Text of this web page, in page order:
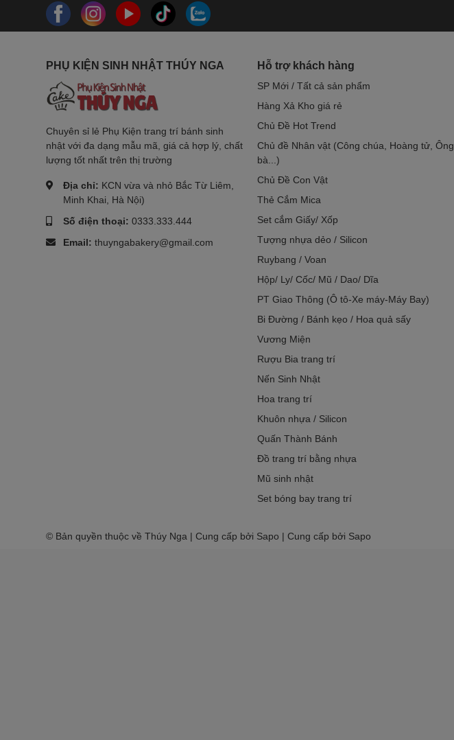
PHỤ KIỆN SINH NHẬT THÚY NGA
Chuyên sỉ lẻ Phụ Kiện trang trí bánh sinh
nhật với đa dạng mẫu mã, giá cả hợp lý, chất
lượng tốt nhất trên thị trường
Địa chỉ: KCN vừa và nhỏ Bắc Từ Liêm,
Minh Khai, Hà Nội)
Số điện thoại: 0333.333.444
Email: thuyngabakery@gmail.com
Hỗ trợ khách hàng
SP Mới / Tất cả sản phẩm
Hàng Xả Kho giá rẻ
Chủ Đề Hot Trend
Chủ đề Nhân vật (Công chúa, Hoàng tử, Ông
bà...)
Chủ Đề Con Vật
Thẻ Cắm Mica
Set cắm Giấy/ Xốp
Tượng nhựa dẻo / Silicon
Ruybang / Voan
Hộp/ Ly/ Cốc/ Mũ / Dao/ Dĩa
PT Giao Thông (Ô tô-Xe máy-Máy Bay)
Bi Đường / Bánh kẹo / Hoa quả sấy
Vương Miện
Rượu Bia trang trí
Nến Sinh Nhật
Hoa trang trí
Khuôn nhựa / Silicon
Quấn Thành Bánh
Đồ trang trí bằng nhựa
Mũ sinh nhật
Set bóng bay trang trí
© Bản quyền thuộc về Thúy Nga | Cung cấp bởi Sapo | Cung cấp bởi Sapo